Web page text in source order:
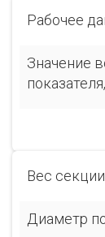
Рабочее
Значение
Вес секции
Диаметр